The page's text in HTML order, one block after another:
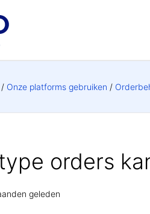
Onze platforms gebruiken
orders
geleden